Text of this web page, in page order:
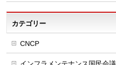
カテゴリー
CNCP